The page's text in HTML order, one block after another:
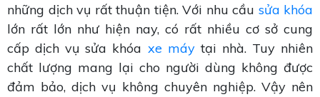
những dịch vụ rất thuận tiện. Với nhu cầu sửa khóa
lớn rất lớn như hiện nay, có rất nhiều cơ sở cung
cấp dịch vụ sửa khóa xe máytại nhà. Tuy nhiên
chất lượng mang lại cho người dùng không được
đảm bảo, dịch vụ không chuyên nghiệp. Vậy nên